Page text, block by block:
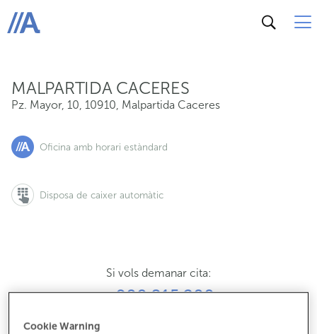
ABANCA
MALPARTIDA CACERES
Pz. Mayor, 10, 10910, Malpartida Caceres
Oficina amb horari estàndard
Disposa de caixer automàtic
Si vols demanar cita:
900 815 200
Cookie Warning
Pz. Mayor, 10, 10910, Malpartida Caceres